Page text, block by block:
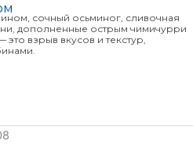
сочный осьминог, сливочная
дополненные острым чимичурри
взрыв вкусов и текстур,